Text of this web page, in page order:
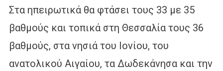
Στα ηπειρωτικά θα φτάσει τους 33 με 35
βαθμούς και τοπικά στη Θεσσαλία τους 36
βαθμούς, στα νησιά του Ιονίου, του
ανατολικού Αιγαίου, τα Δωδεκάνησα και την